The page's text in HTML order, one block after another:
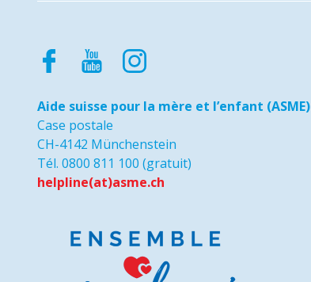
Aide suisse pour la mère et l’enfant (ASME)
Case postale
CH-4142 Münchenstein
Tél. 0800 811 100 (gratuit)
helpline(at)asme.ch